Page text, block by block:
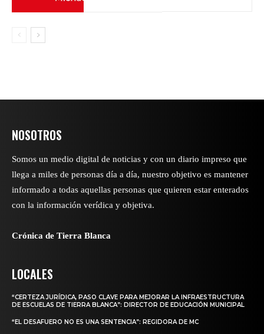
NOSOTROS
Somos un medio digital de noticias y con un diario impreso que
llega a miles de personas día a día, nuestro objetivo es mantener
informado a todas aquellas personas que quieren estar enterados
con la información verídica y objetiva.
Crónica de Tierra Blanca
LOCALES
“CERTEZA JURÍDICA, PASO CLAVE PARA MEJORAR LA INFRAESTRUCTURA
DE ESCUELAS DE TIERRA BLANCA”: DIRECTOR DE EDUCACIÓN MUNICIPAL
“EL DESAFUERO NO ES UNA SENTENCIA”: REGIDORA DE MC